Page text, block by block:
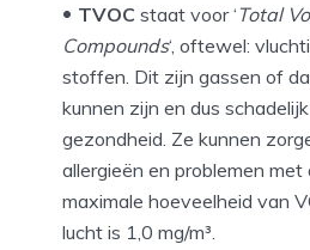
TVOC staat voor ‘ Total
Compounds‘, oftewel:
stoffen. Dit zijn gassen of
kunnen zijn en dus
gezondheid. Ze kunnen
allergieën en problemen met
maximale hoeveelheid van
lucht is 1,0 mg/m³.